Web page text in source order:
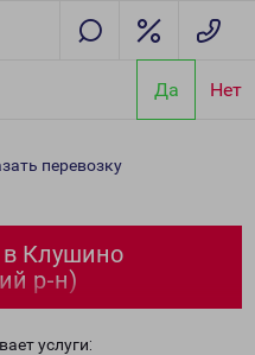
Да Нет
перевозку
в Клушино
р-н)
услуги: